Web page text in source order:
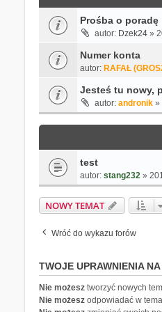
Prośba o poradę
autor: Dzek24»
Numer konta
autor: RAFAŁ
Jesteś tu nowy,
autor: andronik»
test
autor: stang232»
NOWY TEMAT
Wróć do wykazu forów
TWOJE UPRAWNIENIA
Nie możesztworzyć nowych
Nie możeszodpowiadać w